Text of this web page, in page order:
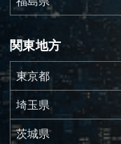
関東地方
東京都
埼玉県
茨城県